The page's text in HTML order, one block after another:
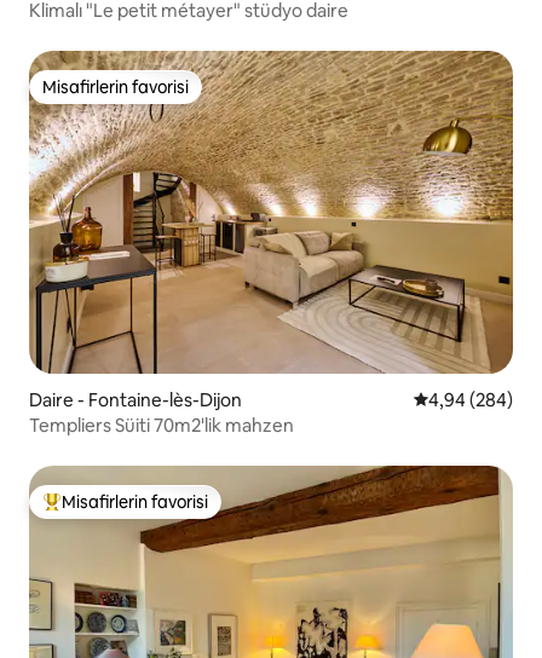
Klimalı "Le petit métayer" stüdyo daire
Misafirlerin favorisi
Misafirlerin favorisi
Daire - Fontaine-lès-Dijon 5 üzerinden
4,94 (284)
Templiers Süiti 70m2'lik mahzen
Misafirlerin favorilerinden en beğenilenler arasında
Misafirlerin favorisi